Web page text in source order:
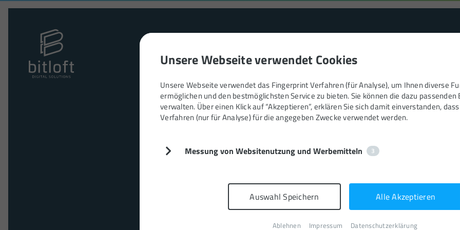
Agentur Leistungen Made by bitloft
Online Marketing
Mit gezieltem Einsatz von Suchmaschinenoptimierung (SEO),
Suchmaschinenwerbung (SEA) und durchdachter Social Media
Unsere Webseite verwendet Cookies
Unsere Webseite verwendet das Fingerprint Verfahren (für Analyse), um Ihnen diverse
ermöglichen und den bestmöglichsten Service zu bieten. Sie können die dazu passenden
verwalten. Über einen Klick auf “Akzeptieren”, erklären Sie sich damit einverstanden,
Verfahren (nur für Analyse) für die angegeben Zwecke verwendet werden.
Messung von Websitenutzung und Werbemitteln 3
Auswahl Speichern Alle Akzeptieren
Ablehnen Impressum Datenschutzerklärung